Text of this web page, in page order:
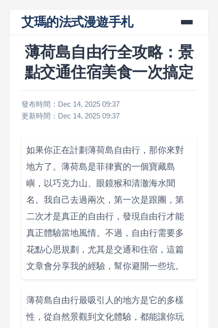
艾瑪的法式漫遊手札
薄荷島自由行全攻略：景
點交通住宿美食一次搞定
發布時間：Dec 14, 2025 09:37
更新時間：Dec 14, 2025 09:37
如果你正在計劃薄荷島自由行，那你來對
地方了。薄荷島是菲律賓的一個寶藏島
嶼，以巧克力山、眼鏡猴和清澈海水聞
名。我自己去過兩次，第一次是跟團，第
二次才是真正的自由行，發現自由行才能
真正體驗當地風情。不過，自由行需要多
花點心思規劃，尤其是交通和住宿，這篇
文章會分享我的經驗，幫你避開一些坑。
薄荷島自由行最吸引人的地方是它的多樣
性，從自然景觀到文化體驗，都能讓你玩